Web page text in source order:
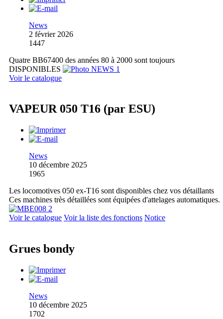
News
2 février 2026
1447
Quatre BB67400 des années 80 à 2000 sont toujours
DISPONIBLES
Voir le catalogue
VAPEUR 050 T16 (par ESU)
News
10 décembre 2025
1965
Les locomotives 050 ex-T16 sont disponibles chez vos détaillants
Ces machines très détaillées sont équipées d'attelages automatiques.
Voir le catalogue Voir la liste des fonctions Notice
Grues bondy
News
10 décembre 2025
1702